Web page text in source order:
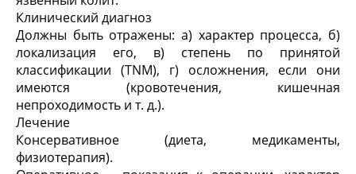
Клинический диагноз
Должны быть отражены: а) характер процесса, б)
локализация его, в) степень по принятой
классификации (TNM), г) осложнения, если они
имеются (кровотечения, кишечная
непроходимость и т. д.).
Лечение
Консервативное (диета, медикаменты,
физиотерапия).